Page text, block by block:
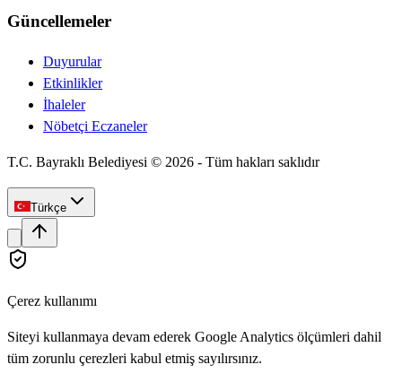
Güncellemeler
Duyurular
Etkinlikler
İhaleler
Nöbetçi Eczaneler
T.C. Bayraklı Belediyesi © 2026 - Tüm hakları saklıdır
Türkçe
Çerez kullanımı
Siteyi kullanmaya devam ederek Google Analytics ölçümleri dahil
tüm zorunlu çerezleri kabul etmiş sayılırsınız.